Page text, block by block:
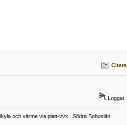
Citera
Loggat
och värme via platt-vvx. Södra Bohuslän.